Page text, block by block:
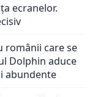
ecranelor.
românii care se
Dolphin aduce
abundente